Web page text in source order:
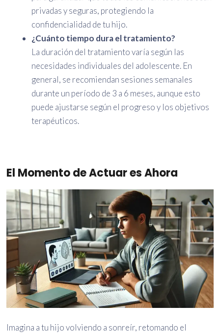
privadas y seguras, protegiendo la
confidencialidad de tu hijo.
¿Cuánto tiempo dura el tratamiento?
La duración del tratamiento varía según las
necesidades individuales del adolescente. En
general, se recomiendan sesiones semanales
durante un período de 3 a 6 meses, aunque esto
puede ajustarse según el progreso y los objetivos
terapéuticos.
El Momento de Actuar es Ahora
Imagina a tu hijo volviendo a sonreír, retomando el